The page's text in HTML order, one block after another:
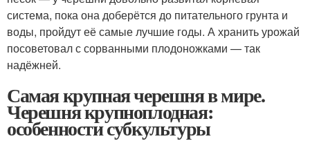
система, пока она доберётся до питательного грунта и
воды, пройдут её самые лучшие годы. А хранить урожай
посоветовал с сорванными плодоножками — так
надёжней.
Самая крупная черешня в мире.
Черешня крупноплодная:
особенности субкультуры